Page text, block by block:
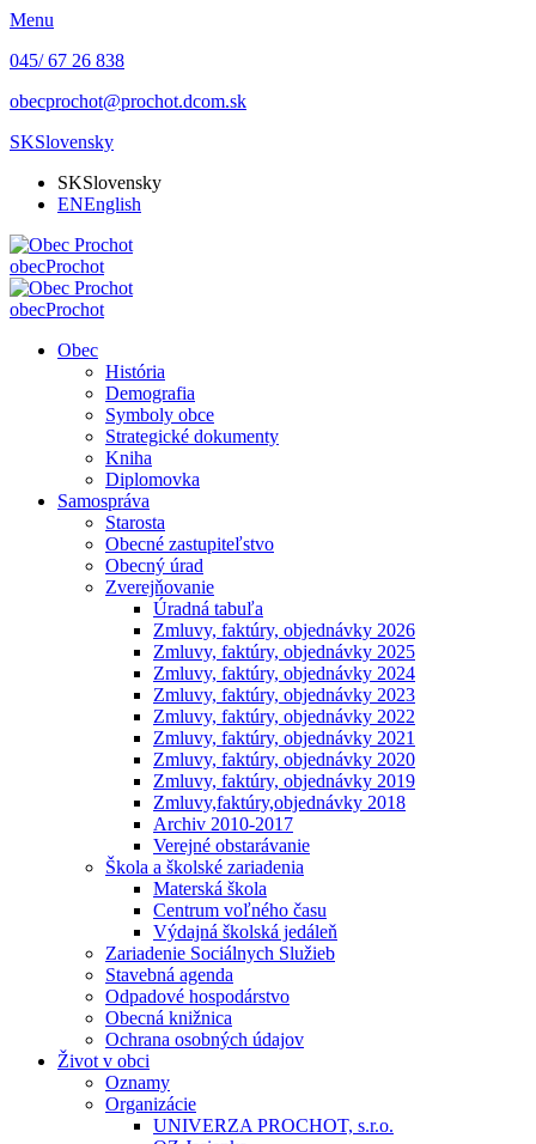
Menu
045/ 67 26 838
obecprochot@prochot.dcom.sk
SKSlovensky
SKSlovensky
ENEnglish
obecProchot
obecProchot
Obec
História
Demografia
Symboly obce
Strategické dokumenty
Kniha
Diplomovka
Samospráva
Starosta
Obecné zastupiteľstvo
Obecný úrad
Zverejňovanie
Úradná tabuľa
Zmluvy, faktúry, objednávky 2026
Zmluvy, faktúry, objednávky 2025
Zmluvy, faktúry, objednávky 2024
Zmluvy, faktúry, objednávky 2023
Zmluvy, faktúry, objednávky 2022
Zmluvy, faktúry, objednávky 2021
Zmluvy, faktúry, objednávky 2020
Zmluvy, faktúry, objednávky 2019
Zmluvy,faktúry,objednávky 2018
Archiv 2010-2017
Verejné obstarávanie
Škola a školské zariadenia
Materská škola
Centrum voľného času
Výdajná školská jedáleň
Zariadenie Sociálnych Služieb
Stavebná agenda
Odpadové hospodárstvo
Obecná knižnica
Ochrana osobných údajov
Život v obci
Oznamy
Organizácie
UNIVERZA PROCHOT, s.r.o.